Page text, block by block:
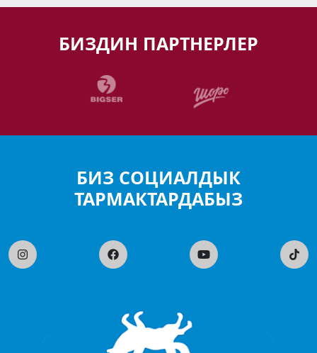
БИЗДИН ПАРТНЕРЛЕР
БИЗ СОЦИАЛДЫК
ТАРМАКТАРДАБЫЗ